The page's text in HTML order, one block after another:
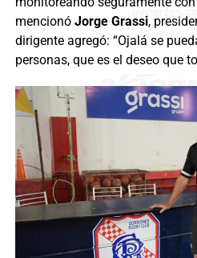
mencionó Jorge Grassi,
dirigente agregó: “Ojalá se
personas, que es el deseo que